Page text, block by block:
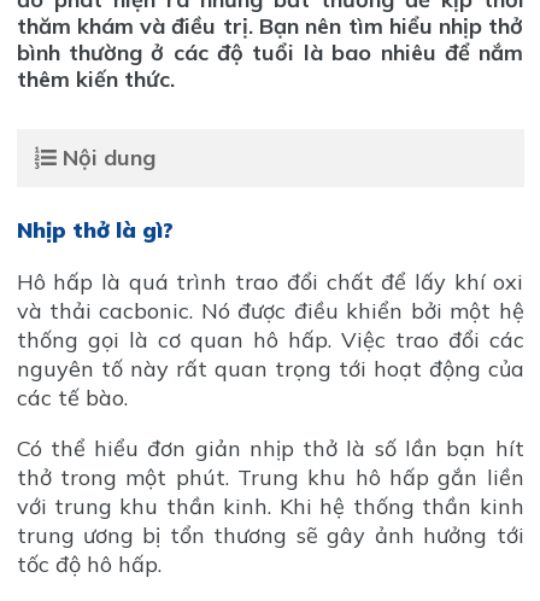
thăm khám và điều trị. Bạn nên tìm hiểu nhịp thở
bình thường ở các độ tuổi là bao nhiêu để nắm
thêm kiến thức.
Nội dung
Nhịp thở là gì?
Hô hấp là quá trình trao đổi chất để lấy khí oxi
và thải cacbonic. Nó được điều khiển bởi một hệ
thống gọi là cơ quan hô hấp. Việc trao đổi các
nguyên tố này rất quan trọng tới hoạt động của
các tế bào.
Có thể hiểu đơn giản nhịp thở là số lần bạn hít
thở trong một phút. Trung khu hô hấp gắn liền
với trung khu thần kinh. Khi hệ thống thần kinh
trung ương bị tổn thương sẽ gây ảnh hưởng tới
tốc độ hô hấp.